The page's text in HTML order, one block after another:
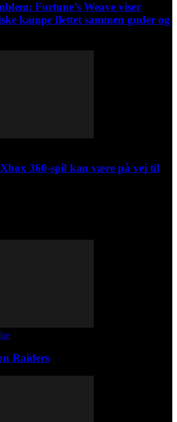
Fortune’s Weave viser
kampe flettet sammen guder og
360-spil kan være på vej til
Raiders